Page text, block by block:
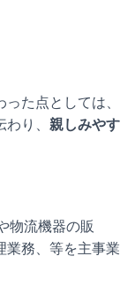
た点としては、
り、 親しみやす
物流機器の販
業務、等を主事業